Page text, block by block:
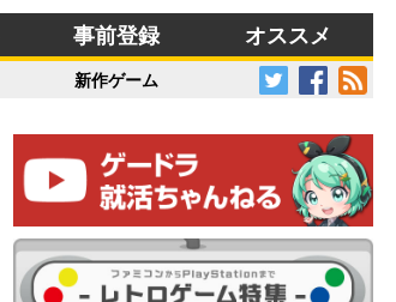
事前登録 オススメ
新作ゲーム